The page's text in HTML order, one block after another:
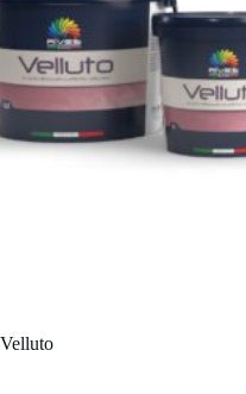
Velluto